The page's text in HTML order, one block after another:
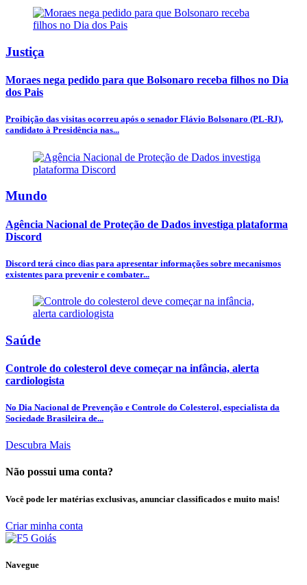
Justiça
Moraes nega pedido para que Bolsonaro receba filhos no Dia
dos Pais
Proibição das visitas ocorreu após o senador Flávio Bolsonaro (PL-RJ),
candidato à Presidência nas...
Mundo
Agência Nacional de Proteção de Dados investiga plataforma
Discord
Discord terá cinco dias para apresentar informações sobre mecanismos
existentes para prevenir e combater...
Saúde
Controle do colesterol deve começar na infância, alerta
cardiologista
No Dia Nacional de Prevenção e Controle do Colesterol, especialista da
Sociedade Brasileira de...
Descubra Mais
Não possui uma conta?
Você pode ler matérias exclusivas, anunciar classificados e muito mais!
Criar minha conta
Navegue